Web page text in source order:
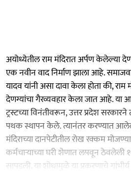
अयोध्येतील राम मंदिरात अर्पण केलेल्या
एक नवीन वाद निर्माण झाला आहे.
यादव यांनी असा दावा केला होता की, राम
देणग्यांचा गैरव्यवहार केला जात आहे. या
ट्रस्टच्या विनंतीवरून, उत्तर प्रदेश
पथक स्थापन केले. त्यानंतर करण्यात
मंदिराच्या दानपेटीतील रोख रक्कम
कर्मचाऱ्याच्या घरी शेणात लपवून
सापडली. या शोधामुळे या प्रकरणाचे